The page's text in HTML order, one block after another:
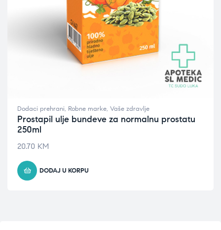
Dodaci prehrani, Robne marke, Vaše zdravlje
Prostapil ulje bundeve za normalnu prostatu
250ml
20.70 KM
DODAJ U KORPU